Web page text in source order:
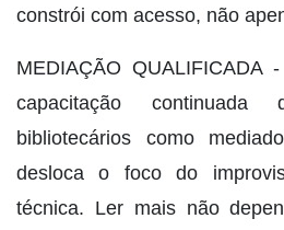
constrói com acesso, não
MEDIAÇÃO QUALIFICADA
capacitação
bibliotecários como
desloca o foco do
técnica. Ler mais não